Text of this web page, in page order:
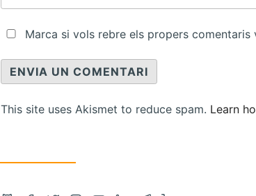
Marca si vols rebre els propers comentaris
This site uses Akismet to reduce spam. Learn